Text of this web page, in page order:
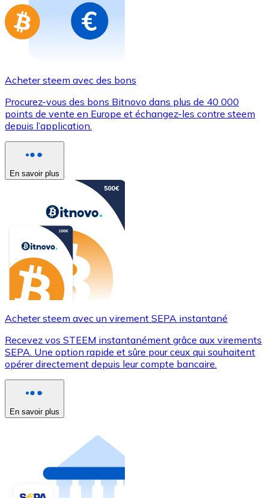
Acheter steem avec des bons
Procurez-vous des bons Bitnovo dans plus de 40 000
points de vente en Europe et échangez-les contre steem
depuis l’application.
En savoir plus
Acheter steem avec un virement SEPA instantané
Recevez vos STEEM instantanément grâce aux virements
SEPA. Une option rapide et sûre pour ceux qui souhaitent
opérer directement depuis leur compte bancaire.
En savoir plus